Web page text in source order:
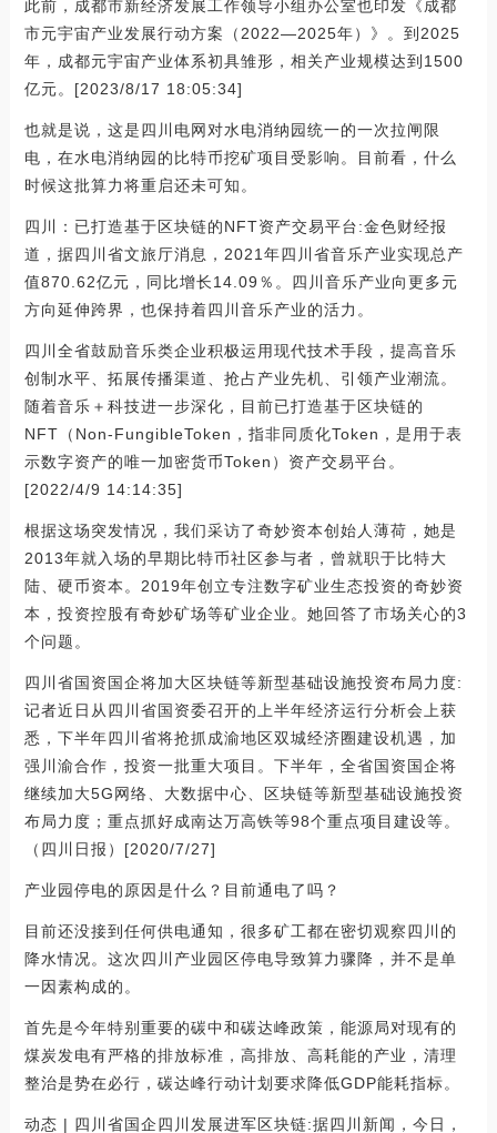
此前，成都市新经济发展工作领导小组办公室也印发《成都
市元宇宙产业发展行动方案（2022—2025年）》。到2025
年，成都元宇宙产业体系初具雏形，相关产业规模达到1500
亿元。[2023/8/17 18:05:34]
也就是说，这是四川电网对水电消纳园统一的一次拉闸限
电，在水电消纳园的比特币挖矿项目受影响。目前看，什么
时候这批算力将重启还未可知。
四川：已打造基于区块链的NFT资产交易平台:金色财经报
道，据四川省文旅厅消息，2021年四川省音乐产业实现总产
值870.62亿元，同比增长14.09％。四川音乐产业向更多元
方向延伸跨界，也保持着四川音乐产业的活力。
四川全省鼓励音乐类企业积极运用现代技术手段，提高音乐
创制水平、拓展传播渠道、抢占产业先机、引领产业潮流。
随着音乐＋科技进一步深化，目前已打造基于区块链的
NFT（Non-FungibleToken，指非同质化Token，是用于表
示数字资产的唯一加密货币Token）资产交易平台。
[2022/4/9 14:14:35]
根据这场突发情况，我们采访了奇妙资本创始人薄荷，她是
2013年就入场的早期比特币社区参与者，曾就职于比特大
陆、硬币资本。2019年创立专注数字矿业生态投资的奇妙资
本，投资控股有奇妙矿场等矿业企业。她回答了市场关心的3
个问题。
四川省国资国企将加大区块链等新型基础设施投资布局力度:
记者近日从四川省国资委召开的上半年经济运行分析会上获
悉，下半年四川省将抢抓成渝地区双城经济圈建设机遇，加
强川渝合作，投资一批重大项目。下半年，全省国资国企将
继续加大5G网络、大数据中心、区块链等新型基础设施投资
布局力度；重点抓好成南达万高铁等98个重点项目建设等。
（四川日报）[2020/7/27]
产业园停电的原因是什么？目前通电了吗？
目前还没接到任何供电通知，很多矿工都在密切观察四川的
降水情况。这次四川产业园区停电导致算力骤降，并不是单
一因素构成的。
首先是今年特别重要的碳中和碳达峰政策，能源局对现有的
煤炭发电有严格的排放标准，高排放、高耗能的产业，清理
整治是势在必行，碳达峰行动计划要求降低GDP能耗指标。
动态 | 四川省国企四川发展进军区块链:据四川新闻，今日，